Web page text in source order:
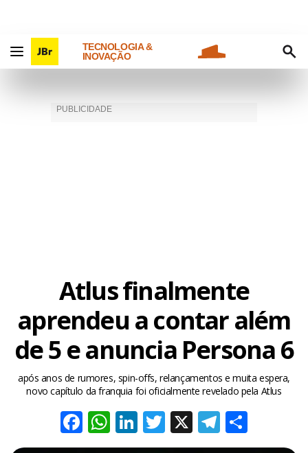
TECNOLOGIA &
INOVAÇÃO
Atlus finalmente
aprendeu a contar além
de 5 e anuncia Persona 6
após anos de rumores, spin-offs, relançamentos e muita espera,
novo capítulo da franquia foi oficialmente revelado pela Atlus
Facebook
WhatsApp
LinkedIn
Twitter
X